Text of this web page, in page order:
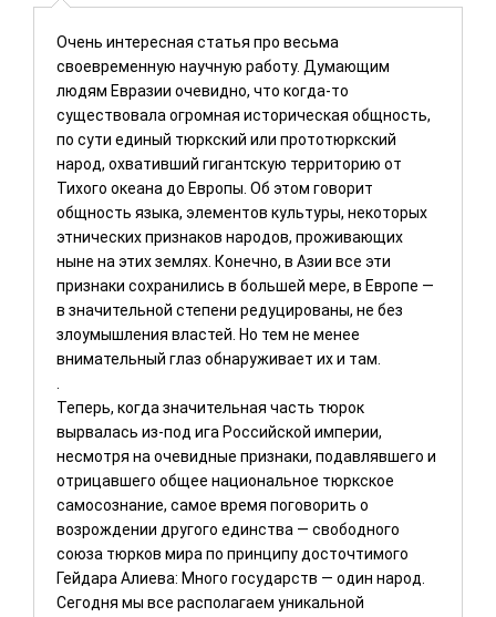
«Золотая Орда
как модель
Очень интересная статья про весьма
своевременную научную работу. Думающим
людям Евразии очевидно, что когда-то
существовала огромная историческая общность,
по сути единый тюркский или прототюркский
народ, охвативший гигантскую территорию от
Тихого океана до Европы. Об этом говорит
общность языка, элементов культуры, некоторых
этнических признаков народов, проживающих
ныне на этих землях. Конечно, в Азии все эти
признаки сохранились в большей мере, в Европе ―
в значительной степени редуцированы, не без
злоумышления властей. Но тем не менее
внимательный глаз обнаруживает их и там.
.
Теперь, когда значительная часть тюрок
вырвалась из-под ига Российской империи,
несмотря на очевидные признаки, подавлявшего и
отрицавшего общее национальное тюркское
самосознание, самое время поговорить о
возрождении другого единства ― свободного
союза тюрков мира по принципу досточтимого
Гейдара Алиева: Много государств ― один народ.
Сегодня мы все располагаем уникальной